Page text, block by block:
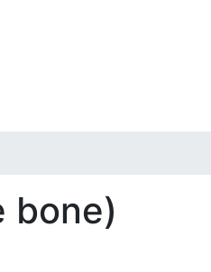
bone)